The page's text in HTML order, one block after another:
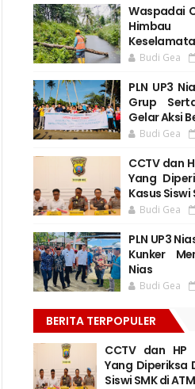
Waspadai
Himbau
Budi Gea
PLN UP3
Grup
Gelar Aksi
Budi Gea
CCTV dan
Yang
Kasus Siswi
Budi Gea
PLN UP3
Kunker
Nias
Budi Gea
BERITA TERPOPULER
CCTV dan HP
Yang Diperiksa
Siswi SMK di ATM